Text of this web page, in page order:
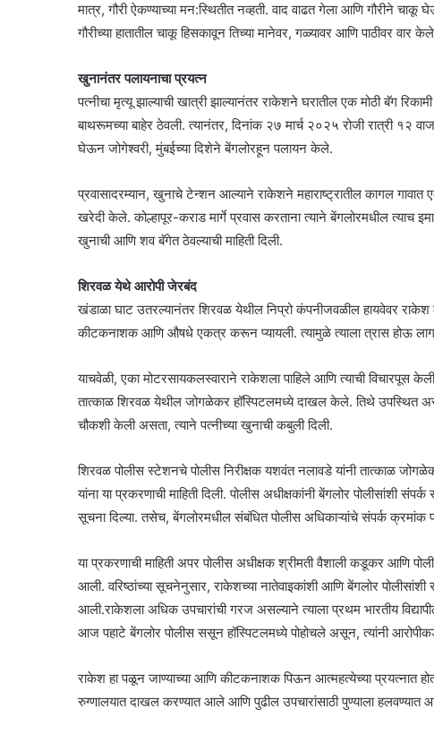
मात्र, गौरी ऐकण्याच्या मन:स्थितीत नव्हती. वाद वाढत गेला आणि गौरीने
गौरीच्या हातातील चाकू हिसकावून तिच्या मानेवर, गळ्यावर आणि पाठीवर
खुनानंतर पलायनाचा प्रयत्न
पत्नीचा मृत्यू झाल्याची खात्री झाल्यानंतर राकेशने घरातील एक मोठी बॅग
बाथरूमच्या बाहेर ठेवली. त्यानंतर, दिनांक २७ मार्च २०२५ रोजी रात्री १२
घेऊन जोगेश्वरी, मुंबईच्या दिशेने बेंगलोरहून पलायन केले.
प्रवासादरम्यान, खुनाचे टेन्शन आल्याने राकेशने महाराष्ट्रातील कागल
खरेदी केले. कोल्हापूर-कराड मार्गे प्रवास करताना त्याने बेंगलोरमधील त्याच
खुनाची आणि शव बॅगेत ठेवल्याची माहिती दिली.
शिरवळ येथे आरोपी जेरबंद
खंडाळा घाट उतरल्यानंतर शिरवळ येथील निप्रो कंपनीजवळील हायवेवर
कीटकनाशक आणि औषधे एकत्र करून प्यायली. त्यामुळे त्याला त्रास होऊ
याचवेळी, एका मोटरसायकलस्वाराने राकेशला पाहिले आणि त्याची विचारपूस
तात्काळ शिरवळ येथील जोगळेकर हॉस्पिटलमध्ये दाखल केले. तिथे उपस्थित
चौकशी केली असता, त्याने पत्नीच्या खुनाची कबुली दिली.
शिरवळ पोलीस स्टेशनचे पोलीस निरीक्षक यशवंत नलावडे यांनी तात्काळ
यांना या प्रकरणाची माहिती दिली. पोलीस अधीक्षकांनी बेंगलोर पोलीसांशी
सूचना दिल्या. तसेच, बेंगलोरमधील संबंधित पोलीस अधिकाऱ्यांचे संपर्क क्रमांक
या प्रकरणाची माहिती अपर पोलीस अधीक्षक श्रीमती वैशाली कडूकर आणि
आली. वरिष्ठांच्या सूचनेनुसार, राकेशच्या नातेवाइकांशी आणि बेंगलोर पोलीसांशी
आली.राकेशला अधिक उपचारांची गरज असल्याने त्याला प्रथम भारतीय
आज पहाटे बेंगलोर पोलीस ससून हॉस्पिटलमध्ये पोहोचले असून, त्यांनी
राकेश हा पळून जाण्याच्या आणि कीटकनाशक पिऊन आत्महत्येच्या प्रयत्नात
रुग्णालयात दाखल करण्यात आले आणि पुढील उपचारांसाठी पुण्याला हलवण्यात